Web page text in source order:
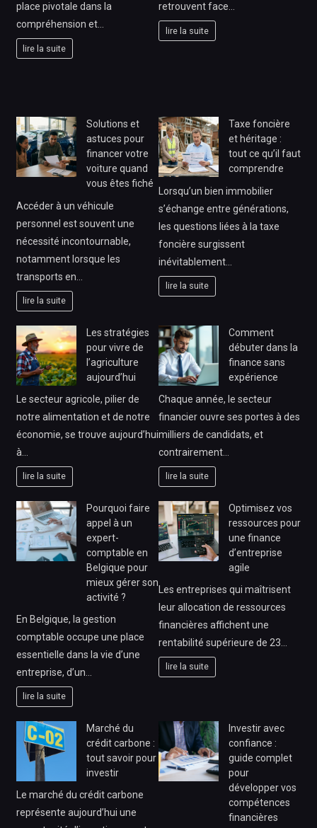
place pivotale dans la
compréhension et…
lire la suite
retrouvent face…
lire la suite
Solutions et
astuces pour
financer votre
voiture quand
vous êtes fiché
Accéder à un véhicule
personnel est souvent une
nécessité incontournable,
notamment lorsque les
transports en…
lire la suite
Taxe foncière
et héritage :
tout ce qu’il faut
comprendre
Lorsqu’un bien immobilier
s’échange entre générations,
les questions liées à la taxe
foncière surgissent
inévitablement…
lire la suite
Les stratégies
pour vivre de
l’agriculture
aujourd’hui
Le secteur agricole, pilier de
notre alimentation et de notre
économie, se trouve aujourd’hui
à…
lire la suite
Comment
débuter dans la
finance sans
expérience
Chaque année, le secteur
financier ouvre ses portes à des
milliers de candidats, et
contrairement…
lire la suite
Pourquoi faire
appel à un
expert-
comptable en
Belgique pour
mieux gérer son
activité ?
En Belgique, la gestion
comptable occupe une place
essentielle dans la vie d’une
entreprise, d’un…
lire la suite
Optimisez vos
ressources pour
une finance
d’entreprise
agile
Les entreprises qui maîtrisent
leur allocation de ressources
financières affichent une
rentabilité supérieure de 23…
lire la suite
Marché du
crédit carbone :
tout savoir pour
investir
Le marché du crédit carbone
représente aujourd’hui une
Investir avec
confiance :
guide complet
pour
développer vos
compétences
financières